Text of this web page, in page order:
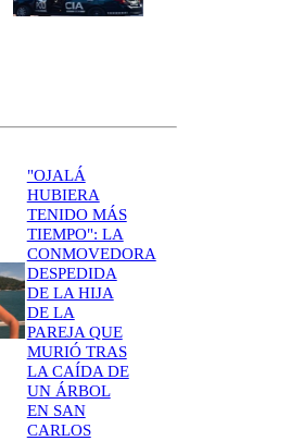
"OJALÁ
HUBIERA
TENIDO MÁS
TIEMPO": LA
CONMOVEDORA
DESPEDIDA
DE LA HIJA
DE LA
PAREJA QUE
MURIÓ TRAS
LA CAÍDA DE
UN ÁRBOL
EN SAN
CARLOS